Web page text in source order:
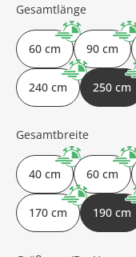
Gesamtlänge
60 cm 90 cm
240 cm 250 cm
Gesamtbreite
40 cm 60 cm
170 cm 190 cm